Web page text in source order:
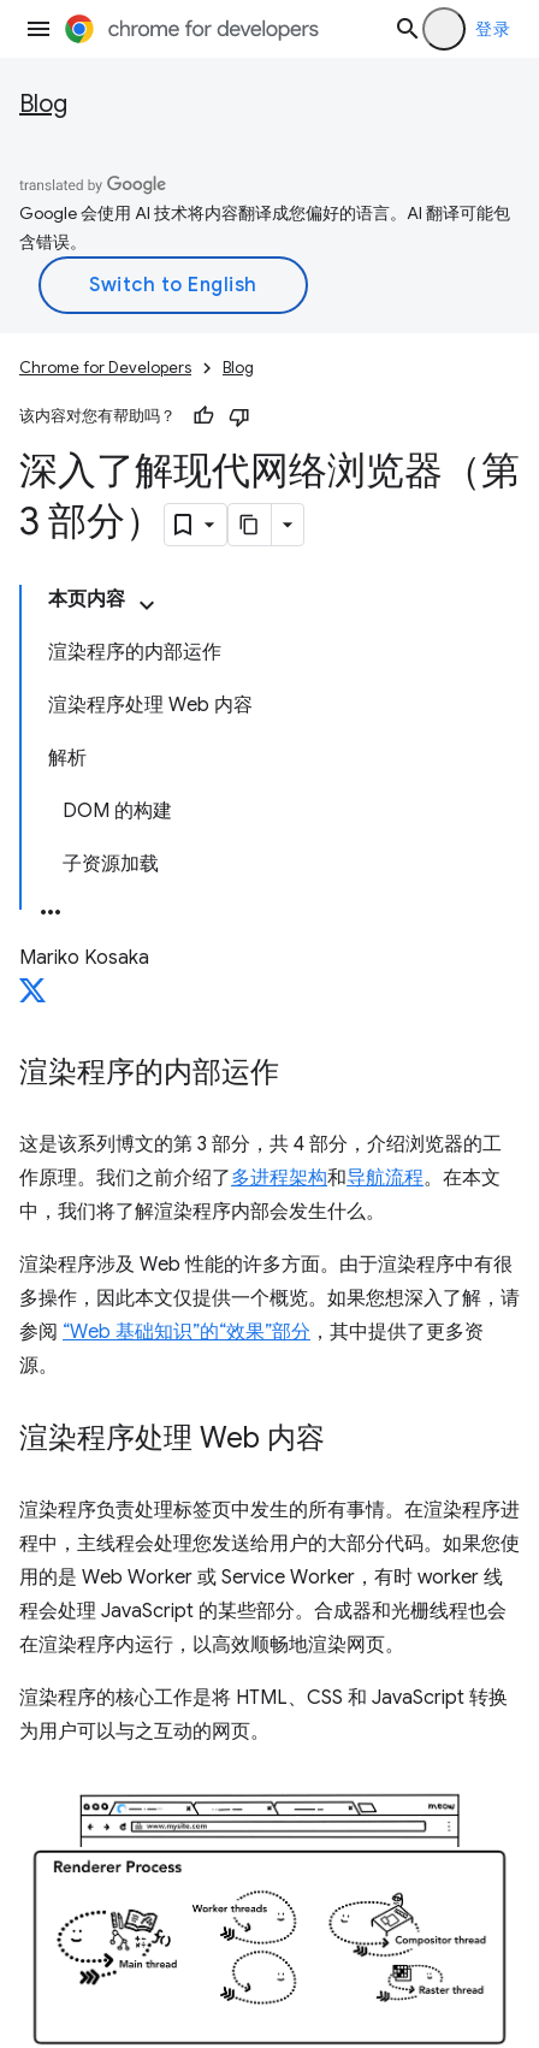
登录
Blog
Google 会使用 AI 技术将内容翻译成您偏好的语言。AI 翻译可能包
含错误。
Chrome for Developers Blog
该内容对您有帮助吗？
深入了解现代网络浏览器（第
3 部分）
本页内容
渲染程序的内部运作
渲染程序处理 Web 内容
解析
DOM 的构建
子资源加载
Mariko Kosaka
渲染程序的内部运作
这是该系列博文的第 3 部分，共 4 部分，介绍浏览器的工
作原理。我们之前介绍了多进程架构和导航流程。在本文
中，我们将了解渲染程序内部会发生什么。
渲染程序涉及 Web 性能的许多方面。由于渲染程序中有很
多操作，因此本文仅提供一个概览。如果您想深入了解，请
参阅 “Web 基础知识”的“效果”部分 ，其中提供了更多资
源。
渲染程序处理 Web 内容
渲染程序负责处理标签页中发生的所有事情。在渲染程序进
程中，主线程会处理您发送给用户的大部分代码。如果您使
用的是 Web Worker 或 Service Worker，有时 worker 线
程会处理 JavaScript 的某些部分。合成器和光栅线程也会
在渲染程序内运行，以高效顺畅地渲染网页。
渲染程序的核心工作是将 HTML、CSS 和 JavaScript 转换
为用户可以与之互动的网页。